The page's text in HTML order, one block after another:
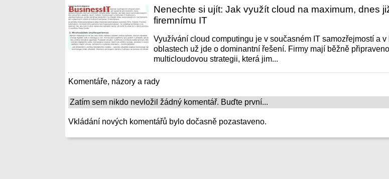
Nenechte si ujít: Jak využít cloud na maximum, dnes
firemnímu IT
Využívání cloud computingu je v současném IT samozřejmostí a v
oblastech už jde o dominantní řešení. Firmy mají běžně
multicloudovou strategii, která jim...
Komentáře, názory a rady
Zatím sem nikdo nevložil žádný komentář. Buďte první...
Vkládání nových komentářů bylo dočasně pozastaveno.